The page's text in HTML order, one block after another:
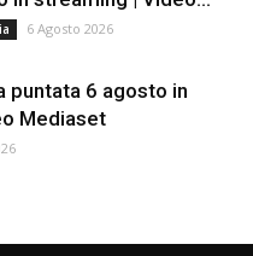
6 Agosto 2026
puntata 6 agosto in
Mediaset